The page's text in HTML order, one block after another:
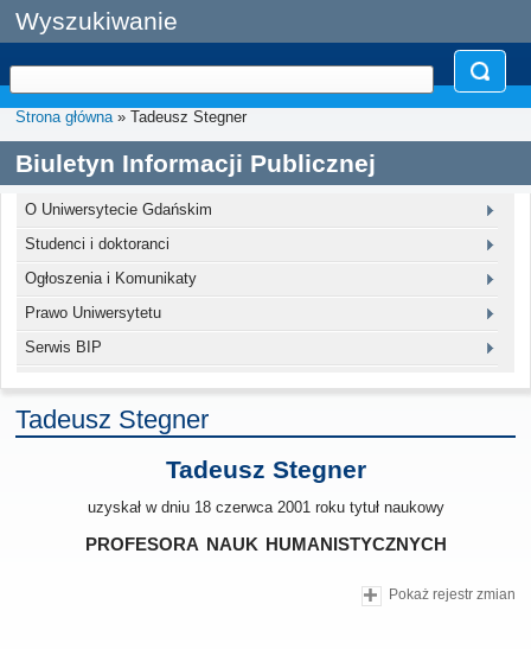
Wyszukiwanie
Strona główna» Tadeusz Stegner
Biuletyn Informacji Publicznej
O Uniwersytecie Gdańskim
Studenci i doktoranci
Ogłoszenia i Komunikaty
Prawo Uniwersytetu
Serwis BIP
Tadeusz Stegner
Tadeusz Stegner
uzyskał w dniu 18 czerwca 2001 roku tytuł naukowy
profesora nauk humanistycznych
Pokaż rejestr zmian